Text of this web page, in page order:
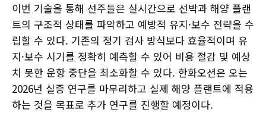
이번 기술을 통해 선주들은 실시간으로 선박과 해양 플랜
트의 구조적 상태를 파악하고 예방적 유지·보수 전략을 수
립할 수 있다. 기존의 정기 검사 방식보다 효율적이며 유
지·보수 시기를 정확히 예측할 수 있어 비용 절감 및 예상
치 못한 운항 중단을 최소화할 수 있다. 한화오션은 오는
2026년 실증 연구를 마무리하고 실제 해양 플랜트에 적용
하는 것을 목표로 추가 연구를 진행할 예정이다.